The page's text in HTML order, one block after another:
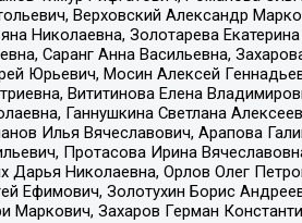
Верховский Александр
Николаевна, Золотарева
Саранг Анна Васильевна,
Юрьевич, Мосин Алексей
Вититинова Елена
Ганнушкина Светлана
Илья Вячеславович, Арапова
Протасова Ирина
Дарья Николаевна, Орлов Олег
Ефимович, Золотухин Борис
Маркович, Захаров Герман